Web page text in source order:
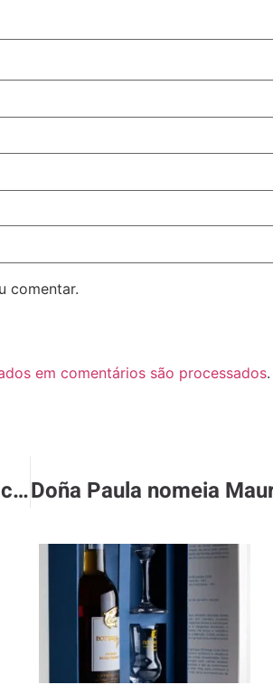
comentar.
em comentários são processados.
Conheça Rouge Pur Couture The Bold, batom com acabamento brilhoso radiante Yves Saint Laurent Beauté